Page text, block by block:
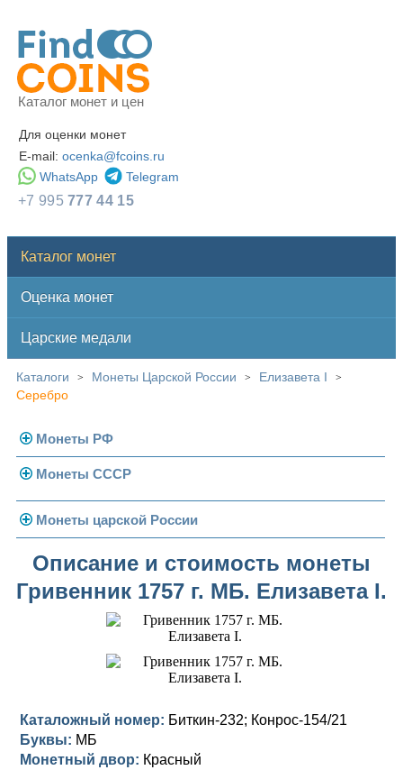
Каталог монет и цен
Для оценки монет
E-mail: ocenka@fcoins.ru
WhatsApp
Telegram
+7 995777 44 15
Каталог монет
Оценка монет
Царские медали
Каталоги > Монеты Царской России > Елизавета I >
Серебро
Монеты РФ
Современная Россия
Монеты 1991-1993 гг.
Монеты СССР
Погодовка СССР
Монеты 1958 года
Золотые червонцы
Памятные и юбилейные
Монеты царской России
Николай II (1894-1917)
Золото
Для Финляндии
Александр III (1881-1894)
Для Финляндии
Александр II (1855-1881)
Медь
Николай I (1825-1855)
Серебро
Золото
Павел I (1796-1801)
Описание и стоимость монеты
Гривенник 1757 г. МБ. Елизавета I.
Каталожный номер: Биткин-232; Конрос-154/21
Буквы: МБ
Монетный двор: Красный